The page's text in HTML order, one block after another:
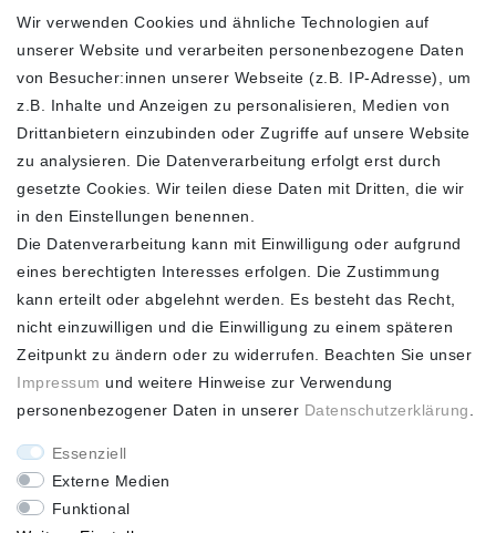
FOLGEN SIE UNS
ZAHLUNGSARTEN
SCHNELLER UND
KOSTENLOSER
FASHION HOUSE
Hotline: +49
(0)15223993771 (Mo. bis
Wir verwenden Cookies und ähnliche Technologien auf
unserer Website und verarbeiten personenbezogene Daten
von Besucher:innen unserer Webseite (z.B. IP-Adresse), um
z.B. Inhalte und Anzeigen zu personalisieren, Medien von
Drittanbietern einzubinden oder Zugriffe auf unsere Website
zu analysieren. Die Datenverarbeitung erfolgt erst durch
gesetzte Cookies. Wir teilen diese Daten mit Dritten, die wir
in den Einstellungen benennen.
Die Datenverarbeitung kann mit Einwilligung oder aufgrund
eines berechtigten Interesses erfolgen. Die Zustimmung
kann erteilt oder abgelehnt werden. Es besteht das Recht,
nicht einzuwilligen und die Einwilligung zu einem späteren
Zeitpunkt zu ändern oder zu widerrufen. Beachten Sie unser
Impressum und weitere Hinweise zur Verwendung
personenbezogener Daten in unserer Daten­schutz­erklärung
Essenziell
Externe Medien
Funktional